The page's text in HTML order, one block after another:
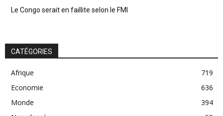
Le Congo serait en faillite selon le FMI
CATÉGORIES
Afrique
719
Economie
636
Monde
394